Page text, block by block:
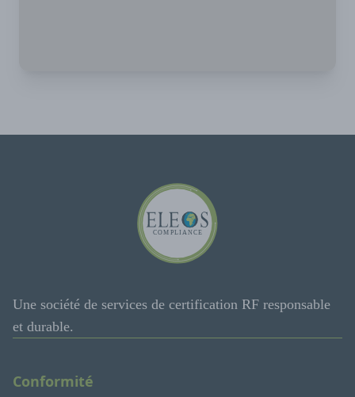
Une société de services de certification RF responsable
et durable.
Conformité